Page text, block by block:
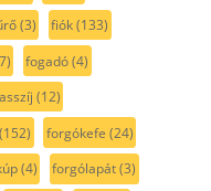
(3) fiók(133)
fogadó(4)
(12)
(152) forgókefe (24)
(4) forgólapát(3)